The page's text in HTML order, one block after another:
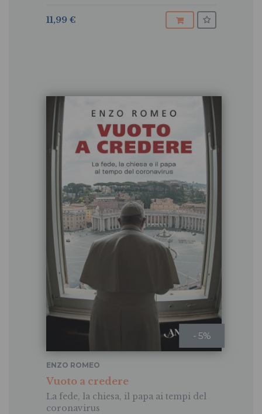
11,99 €
- 5%
Vuoto a credere
La fede, la chiesa, il papa ai tempi del
coronavirus
ENZO ROMEO